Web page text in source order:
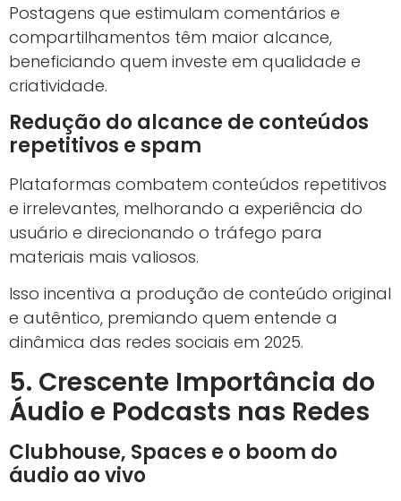
Postagens que estimulam comentários e
compartilhamentos têm maior alcance,
beneficiando quem investe em qualidade e
criatividade.
Redução do alcance de conteúdos
repetitivos e spam
Plataformas combatem conteúdos repetitivos
e irrelevantes, melhorando a experiência do
usuário e direcionando o tráfego para
materiais mais valiosos.
Isso incentiva a produção de conteúdo original
e autêntico, premiando quem entende a
dinâmica das redes sociais em 2025.
5. Crescente Importância do
Áudio e Podcasts nas Redes
Clubhouse, Spaces e o boom do
áudio ao vivo